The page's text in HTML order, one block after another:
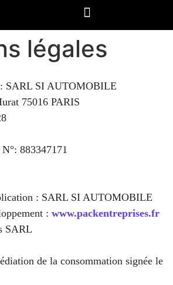
légales
SARL SI AUTOMOBILE
75016 PARIS
883347171
: SARL SI AUTOMOBILE
: www.packentreprises.fr
SARL
de la consommation signée le